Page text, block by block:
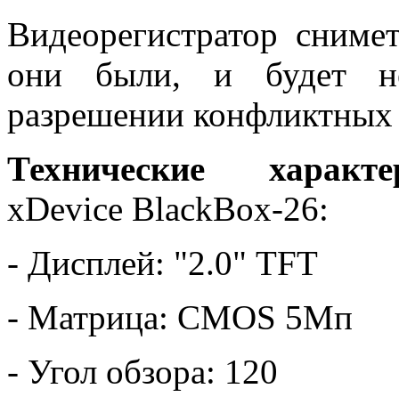
Видеорегистратор
они были, и будет
разрешении конфликтных
Технические
xDevice BlackBox-26:
- Дисплей: "2.0" TFT
- Матрица: CMOS 5Мп
- Угол обзора: 120